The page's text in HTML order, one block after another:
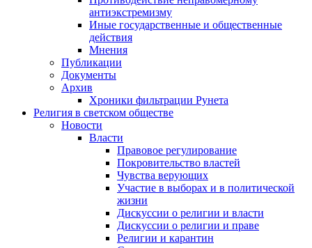
антиэкстремизму
Иные государственные и общественные
действия
Мнения
Публикации
Документы
Архив
Хроники фильтрации Рунета
Религия в светском обществе
Новости
Власти
Правовое регулирование
Покровительство властей
Чувства верующих
Участие в выборах и в политической
жизни
Дискуссии о религии и власти
Дискуссии о религии и праве
Религии и карантин